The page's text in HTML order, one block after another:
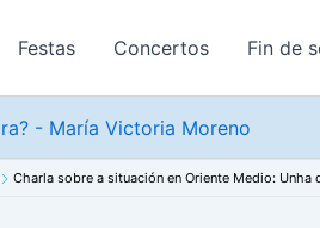
Festas Concertos Fin de
- María Victoria Moreno
Charla sobre a situación en Oriente Medio: Unha